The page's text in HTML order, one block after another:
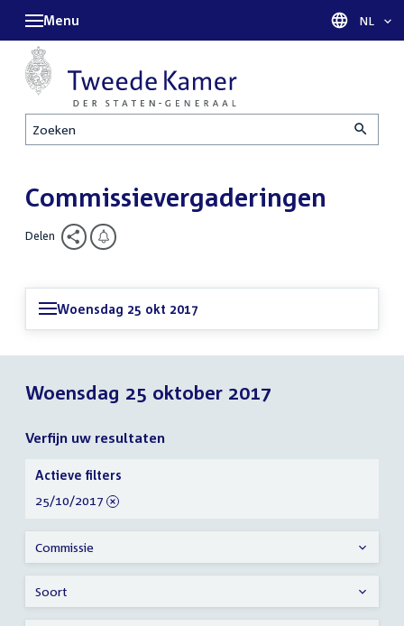
Zoeken
Menu Taal
NL
Commissievergaderingen
Delen
Woensdag 25 okt 2017
Woensdag 25 oktober 2017
Verfijn uw resultaten
Verfijn
uw
resultaten
Actieve filters
verwijder
25/10/2017
Commissie
Soort